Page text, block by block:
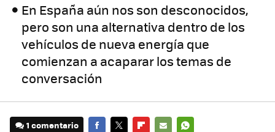
En España aún nos son desconocidos,
pero son una alternativa dentro de los
vehículos de nueva energía que
comienzan a acaparar los temas de
conversación
1 comentario